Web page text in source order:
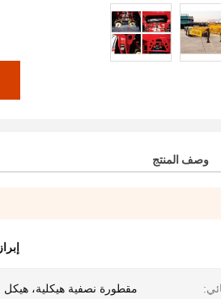
وصف المنتج
مقطورة نصفية هيكلية، هيكل